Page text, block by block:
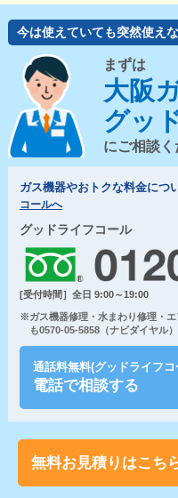
今は使えていても突然使え
まずは
大阪
グッ
にご相談く
ガス機器やおトクな料金につ
コールへ
グッドライフコール
[受付時間］全日 9:00～19:00
※ガス機器修理・水まわり修理・エ
も0570-05-5858（ナビダイヤル
通話料無料(グッドライフコ
電話で相談する
無料お見積りはこち